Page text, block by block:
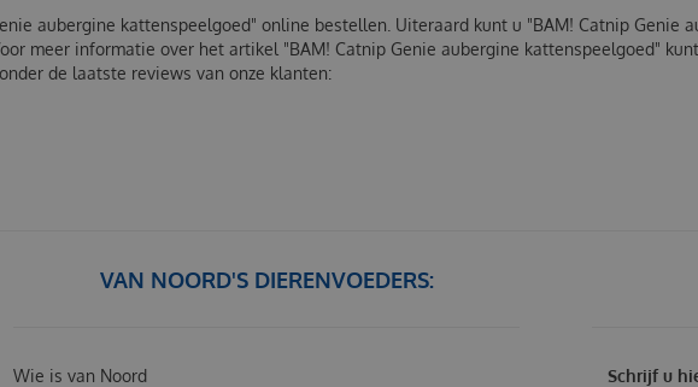
aubergine kattenspeelgoed" online bestellen. Uiteraard kunt u "BAM! Catnip Genie
meer informatie over het artikel "BAM! Catnip Genie aubergine kattenspeelgoed"
de laatste reviews van onze klanten:
Schrijf u
VAN NOORD'S DIERENVOEDERS:
Wie is van Noord